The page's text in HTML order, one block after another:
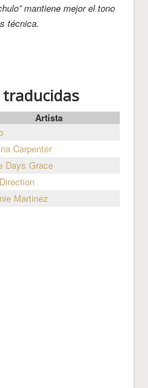
mantiene mejor el tono
técnica.
Artista
Carpenter
Days Grace
Martinez